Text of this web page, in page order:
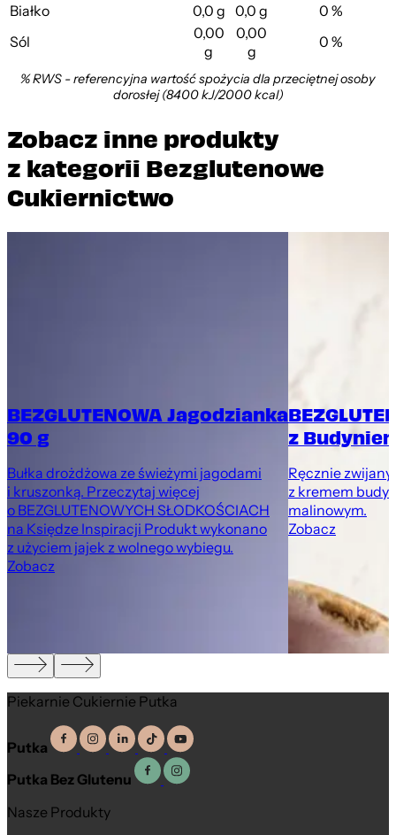
Białko
0,0 g 0,0 g
0 %
Sól
0,00
g
0,00
g
0 %
% RWS - referencyjna wartość spożycia dla przeciętnej osoby
dorosłej (8400 kJ/2000 kcal)
Zobacz inne produkty
z kategorii Bezglutenowe
Cukiernictwo
BEZGLUTENOWA Jagodzianka
90 g
Bułka drożdżowa ze świeżymi jagodami
i kruszonką. Przeczytaj więcej
o BEZGLUTENOWYCH SŁODKOŚCIACH
na Księdze Inspiracji Produkt wykonano
z użyciem jajek z wolnego wybiegu.
Zobacz
z
Ręcznie
z kremem
malinowym.
Zobacz
Piekarnie Cukiernie Putka
Putka
Putka Bez Glutenu
Nasze Produkty